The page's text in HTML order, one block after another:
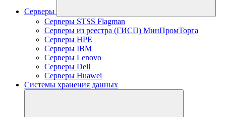
Серверы
Серверы STSS Flagman
Серверы из реестра (ГИСП) МинПромТорга
Серверы HPE
Серверы IBM
Серверы Lenovo
Серверы Dell
Серверы Huawei
Системы хранения данных